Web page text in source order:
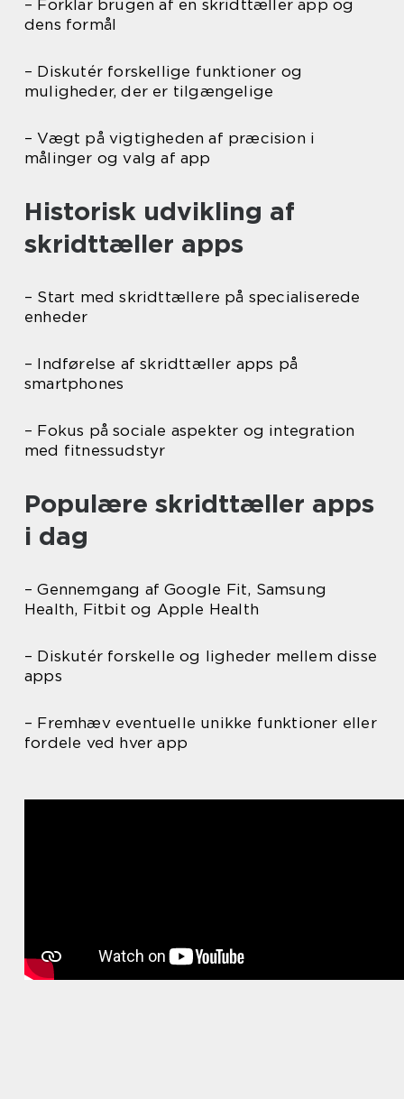
– Forklar brugen af en skridttæller app og
dens formål
– Diskutér forskellige funktioner og
muligheder, der er tilgængelige
– Vægt på vigtigheden af præcision i
målinger og valg af app
Historisk udvikling af
skridttæller apps
– Start med skridttællere på specialiserede
enheder
– Indførelse af skridttæller apps på
smartphones
– Fokus på sociale aspekter og integration
med fitnessudstyr
Populære skridttæller apps
i dag
– Gennemgang af Google Fit, Samsung
Health, Fitbit og Apple Health
– Diskutér forskelle og ligheder mellem disse
apps
– Fremhæv eventuelle unikke funktioner eller
fordele ved hver app